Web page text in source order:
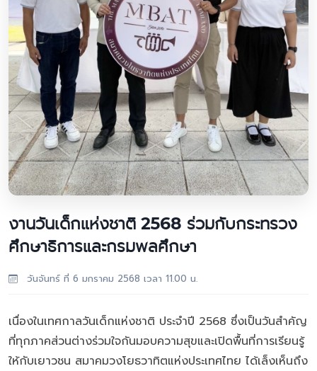
งานวันเด็กแห่งชาติ 2568 ร่วมกับกระทรวง
ศึกษาธิการและกรมพลศึกษา
วันจันทร์ ที่ 6 มกราคม 2568 เวลา 11.00 น.
เนื่องในเทศกาลวันเด็กแห่งชาติ ประจำปี 2568 ซึ่งเป็นวันสำคัญ
ที่ทุกภาคส่วนต่างร่วมใจกันมอบความสุขและเปิดพื้นที่การเรียนรู้
ให้กับเยาวชน สมาคมวงโยธวาทิตแห่งประเทศไทย ได้เล็งเห็นถึง